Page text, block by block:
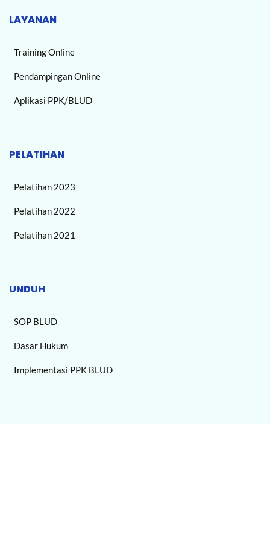
LAYANAN
Training Online
Pendampingan Online
Aplikasi PPK/BLUD
PELATIHAN
Pelatihan 2023
Pelatihan 2022
Pelatihan 2021
UNDUH
SOP BLUD
Dasar Hukum
Implementasi PPK BLUD